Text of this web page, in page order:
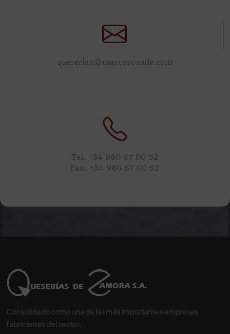
queserias@marcosconde.com
Tel. +34 980 57 00 52
Fax. +34 980 57 00 52
Consolidado como una de las más importantes empresas
fabricantes del sector.